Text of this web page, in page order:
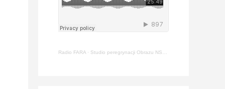
Radio FARA · Studio peregrynacji Obrazu NSPJ [#211] – ks. Arkadiusz Jasiewicz (22.05.2024)